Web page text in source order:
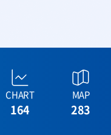
CHART
164
MAP
283